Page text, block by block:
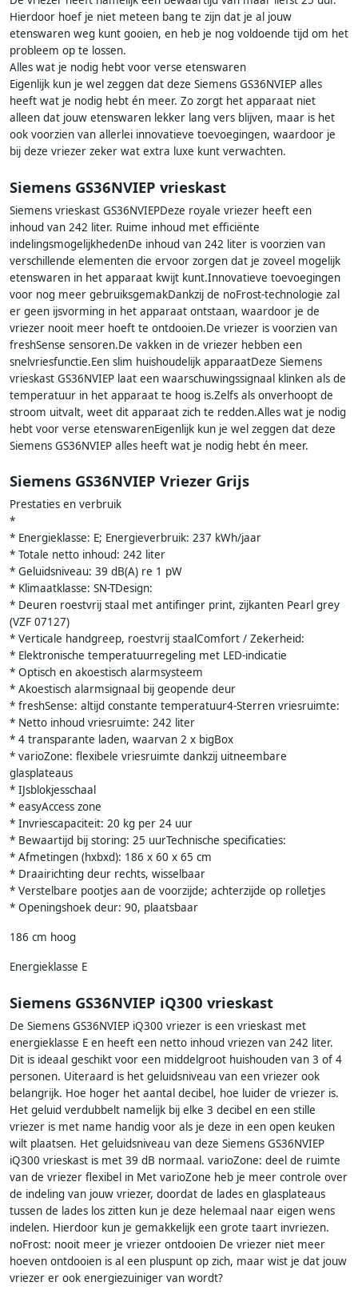
Hierdoor hoef je niet meteen bang te zijn dat je al jouw
etenswaren weg kunt gooien, en heb je nog voldoende tijd om het
probleem op te lossen.
Alles wat je nodig hebt voor verse etenswaren
Eigenlijk kun je wel zeggen dat deze Siemens GS36NVIEP alles
heeft wat je nodig hebt én meer. Zo zorgt het apparaat niet
alleen dat jouw etenswaren lekker lang vers blijven, maar is het
ook voorzien van allerlei innovatieve toevoegingen, waardoor je
bij deze vriezer zeker wat extra luxe kunt verwachten.
Siemens GS36NVIEP vrieskast
Siemens vrieskast GS36NVIEPDeze royale vriezer heeft een
inhoud van 242 liter. Ruime inhoud met efficiënte
indelingsmogelijkhedenDe inhoud van 242 liter is voorzien van
verschillende elementen die ervoor zorgen dat je zoveel mogelijk
etenswaren in het apparaat kwijt kunt.Innovatieve toevoegingen
voor nog meer gebruiksgemakDankzij de noFrost-technologie zal
er geen ijsvorming in het apparaat ontstaan, waardoor je de
vriezer nooit meer hoeft te ontdooien.De vriezer is voorzien van
freshSense sensoren.De vakken in de vriezer hebben een
snelvriesfunctie.Een slim huishoudelijk apparaatDeze Siemens
vrieskast GS36NVIEP laat een waarschuwingssignaal klinken als de
temperatuur in het apparaat te hoog is.Zelfs als onverhoopt de
stroom uitvalt, weet dit apparaat zich te redden.Alles wat je nodig
hebt voor verse etenswarenEigenlijk kun je wel zeggen dat deze
Siemens GS36NVIEP alles heeft wat je nodig hebt én meer.
Siemens GS36NVIEP Vriezer Grijs
Prestaties en verbruik
*
* Energieklasse: E; Energieverbruik: 237 kWh/jaar
* Totale netto inhoud: 242 liter
* Geluidsniveau: 39 dB(A) re 1 pW
* Klimaatklasse: SN-TDesign:
* Deuren roestvrij staal met antifinger print, zijkanten Pearl grey
(VZF 07127)
* Verticale handgreep, roestvrij staalComfort / Zekerheid:
* Elektronische temperatuurregeling met LED-indicatie
* Optisch en akoestisch alarmsysteem
* Akoestisch alarmsignaal bij geopende deur
* freshSense: altijd constante temperatuur4-Sterren vriesruimte:
* Netto inhoud vriesruimte: 242 liter
* 4 transparante laden, waarvan 2 x bigBox
* varioZone: flexibele vriesruimte dankzij uitneembare
glasplateaus
* IJsblokjesschaal
* easyAccess zone
* Invriescapaciteit: 20 kg per 24 uur
* Bewaartijd bij storing: 25 uurTechnische specificaties:
* Afmetingen (hxbxd): 186 x 60 x 65 cm
* Draairichting deur rechts, wisselbaar
* Verstelbare pootjes aan de voorzijde; achterzijde op rolletjes
* Openingshoek deur: 90, plaatsbaar
186 cm hoog
Energieklasse E
Siemens GS36NVIEP iQ300 vrieskast
De Siemens GS36NVIEP iQ300 vriezer is een vrieskast met
energieklasse E en heeft een netto inhoud vriezen van 242 liter.
Dit is ideaal geschikt voor een middelgroot huishouden van 3 of 4
personen. Uiteraard is het geluidsniveau van een vriezer ook
belangrijk. Hoe hoger het aantal decibel, hoe luider de vriezer is.
Het geluid verdubbelt namelijk bij elke 3 decibel en een stille
vriezer is met name handig voor als je deze in een open keuken
wilt plaatsen. Het geluidsniveau van deze Siemens GS36NVIEP
iQ300 vrieskast is met 39 dB normaal. varioZone: deel de ruimte
van de vriezer flexibel in Met varioZone heb je meer controle over
de indeling van jouw vriezer, doordat de lades en glasplateaus
tussen de lades los zitten kun je deze helemaal naar eigen wens
indelen. Hierdoor kun je gemakkelijk een grote taart invriezen.
noFrost: nooit meer je vriezer ontdooien De vriezer niet meer
hoeven ontdooien is al een pluspunt op zich, maar wist je dat jouw
vriezer er ook energiezuiniger van wordt?